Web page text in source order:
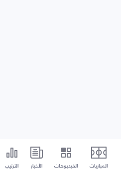
المباريات الفيديوهات الأخبار الترتيب